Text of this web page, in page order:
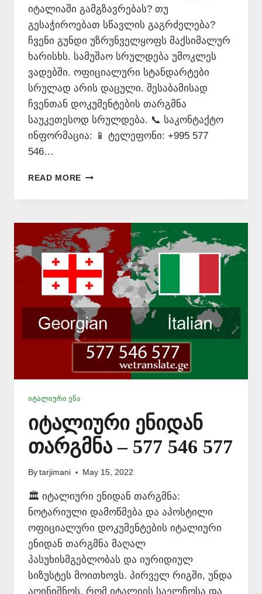
იტალიაში გამგზავრებას? თუ
გესაჭიროებათ სწავლის გაგრძელება?
ჩვენი გუნდი უზრუნველყოფს მაქსიმალურ
ხარისხს. სამუშაო სრულდება უმოკლეს
ვადებში. ოფიციალური სტანდარტები
სრულად არის დაცული. შესაბამისად
ჩვენთან დოკუმენტების თარგმნა
საუკეთესოდ სრულდება. 📞 საკონტაქტო
ინფორმაცია: 📱 ტელეფონი: +995 577
546…
READ MORE ᲘᲢᲐᲚᲘᲣᲠᲐᲓ
ᲧᲕᲔᲚᲐᲖᲔ
📱
577
546
577
ᲘᲢᲐᲚᲘᲣᲠᲘ ᲔᲜᲐ
იტალიური ენიდან
თარგმნა – 577 546 577
By tarjimani May 15, 2022
🏛️ იტალიური ენიდან თარგმნა:
ნოტარიული დამოწმება და აპოსტილი
ოფიციალური დოკუმენტების იტალიური
ენიდან თარგმნა მაღალ
პასუხისმგებლობას და იურიდიულ
სიზუსტეს მოითხოვს. პირველ რიგში, უნდა
აღინიშნოს, რომ იტალიის საელჩოსა და